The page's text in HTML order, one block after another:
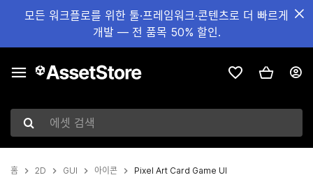
모든 워크플로를 위한 툴·프레임워크·콘텐츠로 더 빠르게
개발 — 전 품목 50% 할인.
에셋 검색
홈 2D GUI 아이콘 Pixel Art Card Game UI